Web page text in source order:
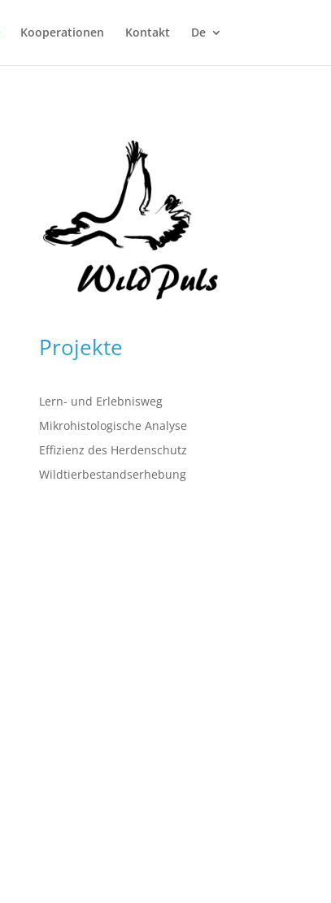
Kooperationen Kontakt De
Projekte
Lern- und Erlebnisweg
Mikrohistologische Analyse
Effizienz des Herdenschutz
Wildtierbestandserhebung